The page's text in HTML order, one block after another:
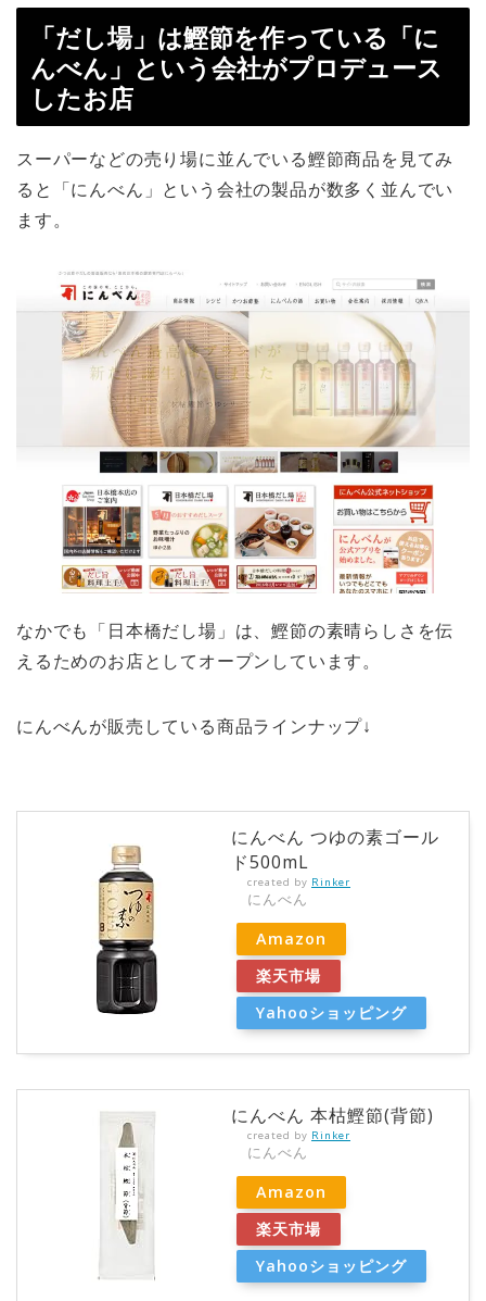
「だし場」は鰹節を作っている「に
んべん」という会社がプロデュース
したお店
スーパーなどの売り場に並んでいる鰹節商品を見てみ
ると「にんべん」という会社の製品が数多く並んでい
ます。
なかでも「日本橋だし場」は、鰹節の素晴らしさを伝
えるためのお店としてオープンしています。
にんべんが販売している商品ラインナップ↓
にんべん つゆの素ゴール
ド500mL
created by Rinker
にんべん
Amazon
楽天市場
Yahooショッピング
にんべん 本枯鰹節(背節)
created by Rinker
にんべん
Amazon
楽天市場
Yahooショッピング